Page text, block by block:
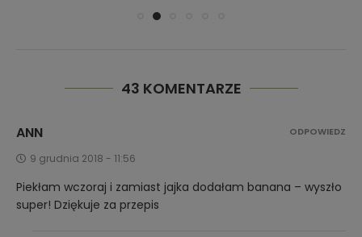
43 KOMENTARZE
ANN
9 grudnia 2018 - 11:56
Piekłam wczoraj i zamiast jajka dodałam banana – wyszło
super! Dziękuje za przepis
ODPOWIEDZ